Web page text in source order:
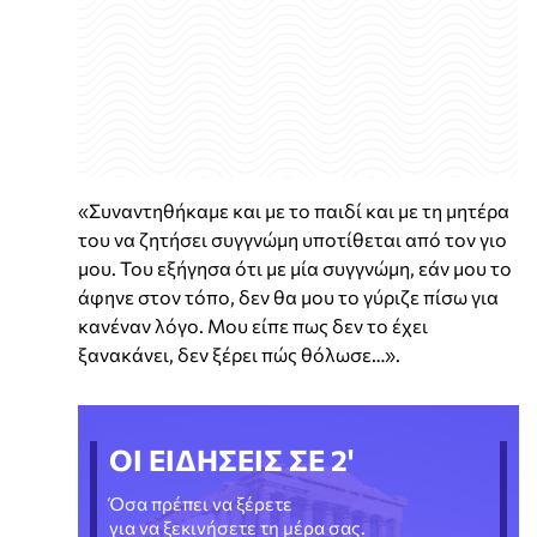
«Συναντηθήκαμε και με το παιδί και με τη μητέρα
του να ζητήσει συγγνώμη υποτίθεται από τον γιο
μου. Του εξήγησα ότι με μία συγγνώμη, εάν μου το
άφηνε στον τόπο, δεν θα μου το γύριζε πίσω για
κανέναν λόγο. Μου είπε πως δεν το έχει
ξανακάνει, δεν ξέρει πώς θόλωσε…».
ΟΙ ΕΙΔΗΣΕΙΣ ΣΕ 2'
Όσα πρέπει να ξέρετε
για να ξεκινήσετε τη μέρα σας.